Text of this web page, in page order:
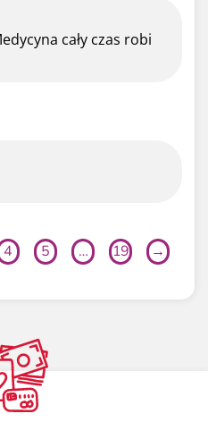
cały czas robi
4 5 … 19 →